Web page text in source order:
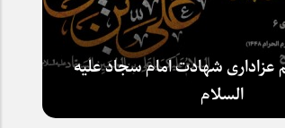
عزاداری شهادت امام سجاد علیه
السلام